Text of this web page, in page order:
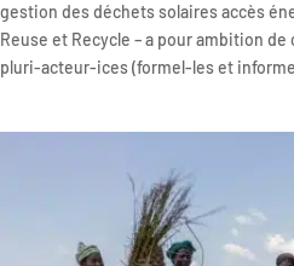
gestion des déchets solaires accès
Reuse et Recycle – a pour ambition
pluri-acteur-ices (formel-les et